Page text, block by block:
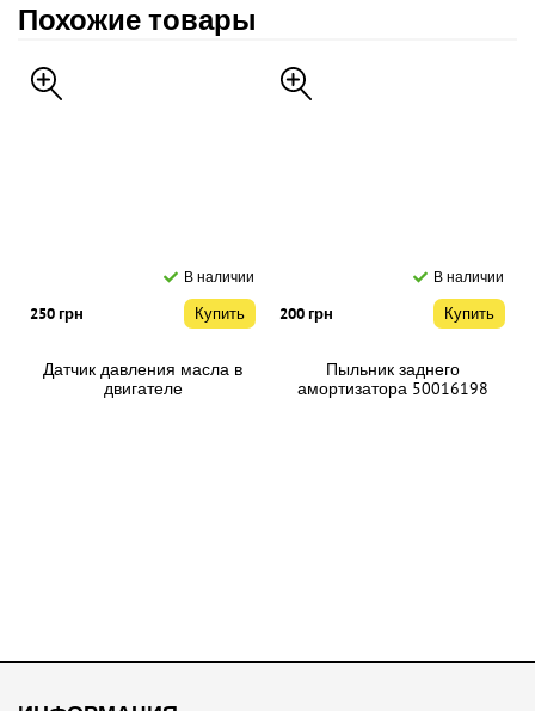
Похожие товары
В наличии
250 грн Купить
Датчик давления масла в
двигателе
В наличии
200 грн Купить
Пыльник заднего
амортизатора 50016198
200 грн Купить 2000 грн Купить